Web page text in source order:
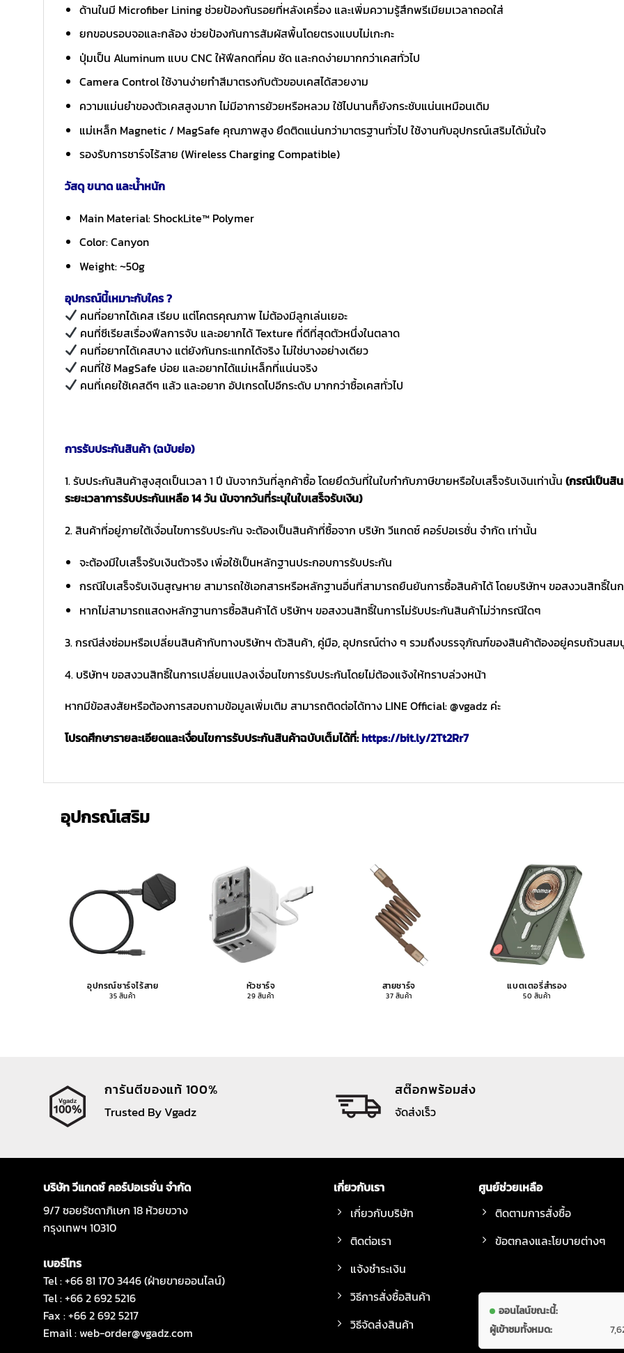
ด้านในมี Microfiber Lining ช่วยป้องกันรอยที่หลังเครื่อง และเพิ่มความรู้สึกพรีเมียมเวลาถอดใส่
ยกขอบรอบจอและกล้อง ช่วยป้องกันการสัมผัสพื้นโดยตรงแบบไม่เกะกะ
ปุ่มเป็น Aluminum แบบ CNC ให้ฟีลกดที่คม ชัด และกดง่ายมากกว่าเคสทั่วไป
Camera Control ใช้งานง่ายทำสีมาตรงกับตัวขอบเคสได้สวยงาม
ความแม่นยำของตัวเคสสูงมาก ไม่มีอาการย้วยหรือหลวม ใช้ไปนานก็ยังกระชับแน่นเหมือนเดิม
แม่เหล็ก Magnetic / MagSafe คุณภาพสูง ยึดติดแน่นกว่ามาตรฐานทั่วไป ใช้งานกับอุปกรณ์เสริมได้มั่นใจ
รองรับการชาร์จไร้สาย (Wireless Charging Compatible)
วัสดุ ขนาด และน้ำหนัก
Main Material: ShockLite™ Polymer
Color: Canyon
Weight: ~50g
อุปกรณ์นี้เหมาะกับใคร ?
คนที่อยากได้เคส เรียบ แต่โคตรคุณภาพ ไม่ต้องมีลูกเล่นเยอะ
คนที่ซีเรียสเรื่องฟีลการจับ และอยากได้ Texture ที่ดีที่สุดตัวหนึ่งในตลาด
คนที่อยากได้เคสบาง แต่ยังกันกระแทกได้จริง ไม่ใช่บางอย่างเดียว
คนที่ใช้ MagSafe บ่อย และอยากได้แม่เหล็กที่แน่นจริง
คนที่เคยใช้เคสดีๆ แล้ว และอยาก อัปเกรดไปอีกระดับ มากกว่าซื้อเคสทั่วไป
การรับประกันสินค้า (ฉบับย่อ)
1. รับประกันสินค้าสูงสุดเป็นเวลา 1 ปี นับจากวันที่ลูกค้าซื้อ โดยยึดวันที่ในใบกำกับภาษีขายหรือใบเสร็จรับเงินเท่านั้น (กรณีเป็นสิ
ระยะเวลาการรับประกันเหลือ 14 วัน นับจากวันที่ระบุในใบเสร็จรับเงิน)
2. สินค้าที่อยู่ภายใต้เงื่อนไขการรับประกัน จะต้องเป็นสินค้าที่ซื้อจาก บริษัท วีแกดซ์ คอร์ปอเรชั่น จำกัด เท่านั้น
จะต้องมีใบเสร็จรับเงินตัวจริง เพื่อใช้เป็นหลักฐานประกอบการรับประกัน
กรณีใบเสร็จรับเงินสูญหาย สามารถใช้เอกสารหรือหลักฐานอื่นที่สามารถยืนยันการซื้อสินค้าได้ โดยบริษัทฯ ขอสงวนสิทธิ์ใน
หากไม่สามารถแสดงหลักฐานการซื้อสินค้าได้ บริษัทฯ ขอสงวนสิทธิ์ในการไม่รับประกันสินค้าไม่ว่ากรณีใดๆ
3. กรณีส่งซ่อมหรือเปลี่ยนสินค้ากับทางบริษัทฯ ตัวสินค้า, คู่มือ, อุปกรณ์ต่าง ๆ รวมถึงบรรจุภัณฑ์ของสินค้าต้องอยู่ครบถ้วนส
4. บริษัทฯ ขอสงวนสิทธิ์ในการเปลี่ยนแปลงเงื่อนไขการรับประกันโดยไม่ต้องแจ้งให้ทราบล่วงหน้า
หากมีข้อสงสัยหรือต้องการสอบถามข้อมูลเพิ่มเติม สามารถติดต่อได้ทาง LINE Official: @vgadz ค่ะ
โปรดศึกษารายละเอียดและเงื่อนไขการรับประกันสินค้าฉบับเต็มได้ที่:https://bit.ly/2Tt2Rr7
อุปกรณ์เสริม
อุปกรณ์ชาร์จไร้สาย
35 สินค้า
หัวชาร์จ
29 สินค้า
สายชาร์จ
37 สินค้า
แบตเตอรี่สำรอง
50 สินค้า
การันตีของแท้ 100%
Trusted By Vgadz
สต๊อกพร้อมส่ง
จัดส่งเร็ว
บริษัท วีแกดซ์ คอร์ปอเรชั่น จำกัด
9/7 ซอยรัชดาภิเษก 18 ห้วยขวาง
กรุงเทพฯ 10310
เบอร์โทร
Tel : +66 81 170 3446 (ฝ่ายขายออนไลน์)
Tel : +66 2 692 5216
Fax : +66 2 692 5217
Email :web-order@vgadz.com
เกี่ยวกับเรา
เกี่ยวกับบริษัท
ติดต่อเรา
แจ้งชำระเงิน
วิธีการสั่งซื้อสินค้า
วิธีจัดส่งสินค้า
ศูนย์ช่วยเหลือ
ติดตามการสั่งซื้อ
ข้อตกลงและโยบายต่างๆ
ออนไลน์ขณะนี้:
ผู้เข้าชมทั้งหมด: